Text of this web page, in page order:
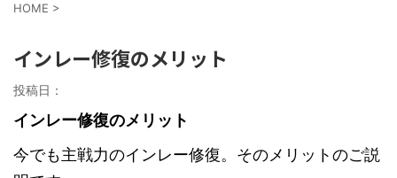
HOME >
インレー修復のメリット
投稿日：
インレー修復のメリット
今でも主戦力のインレー修復。そのメリットのご説